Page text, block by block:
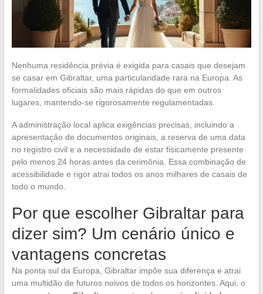
Nenhuma residência prévia é exigida para casais que desejam
se casar em Gibraltar, uma particularidade rara na Europa. As
formalidades oficiais são mais rápidas do que em outros
lugares, mantendo-se rigorosamente regulamentadas.
A administração local aplica exigências precisas, incluindo a
apresentação de documentos originais, a reserva de uma data
no registro civil e a necessidade de estar fisicamente presente
pelo menos 24 horas antes da cerimônia. Essa combinação de
acessibilidade e rigor atrai todos os anos milhares de casais de
todo o mundo.
Por que escolher Gibraltar para
dizer sim? Um cenário único e
vantagens concretas
Na ponta sul da Europa, Gibraltar impõe sua diferença e atrai
uma multidão de futuros noivos de todos os horizontes. Aqui, o